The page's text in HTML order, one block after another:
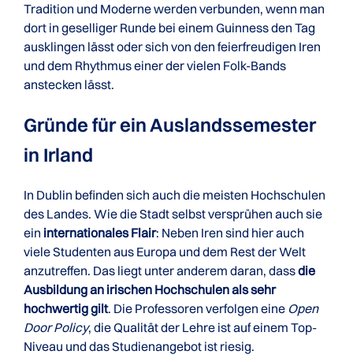
Tradition und Moderne werden verbunden, wenn man
dort in geselliger Runde bei einem Guinness den Tag
ausklingen lässt oder sich von den feierfreudigen Iren
und dem Rhythmus einer der vielen Folk-Bands
anstecken lässt.
Gründe für ein Auslandssemester
in Irland
In Dublin befinden sich auch die meisten Hochschulen
des Landes. Wie die Stadt selbst versprühen auch sie
ein internationales Flair: Neben Iren sind hier auch
viele Studenten aus Europa und dem Rest der Welt
anzutreffen. Das liegt unter anderem daran, dassdie
Ausbildung an irischen Hochschulen als sehr
hochwertig gilt. Die Professoren verfolgen eine Open
Door Policy, die Qualität der Lehre ist auf einem Top-
Niveau und das Studienangebot ist riesig.